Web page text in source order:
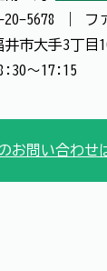
20-5678 フ
市大手3丁目
～17:15
お問い合わせ